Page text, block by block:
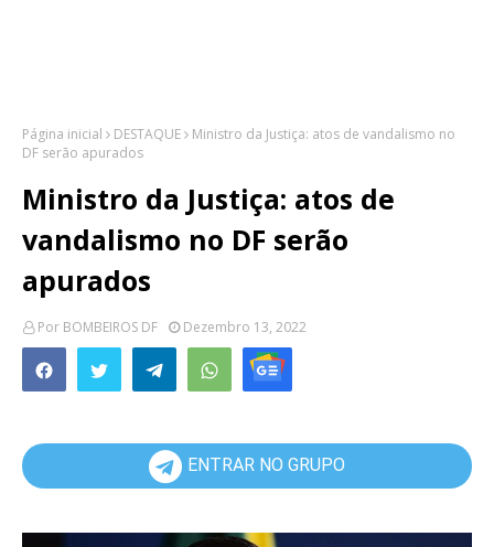
Página inicial DESTAQUE
Ministro da Justiça: atos de vandalismo no
DF serão apurados
Ministro da Justiça: atos de
vandalismo no DF serão
apurados
Por BOMBEIROS DF Dezembro 13, 2022
ENTRAR NO GRUPO